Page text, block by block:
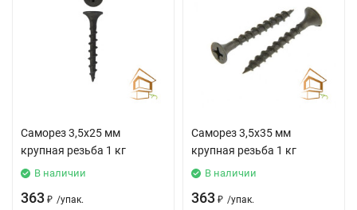
Саморез 3,5х25 мм
крупная резьба 1 кг
В наличии
363 ₽ /упак.
Саморез 3,5х35 мм
крупная резьба 1 кг
В наличии
363 ₽ /упак.